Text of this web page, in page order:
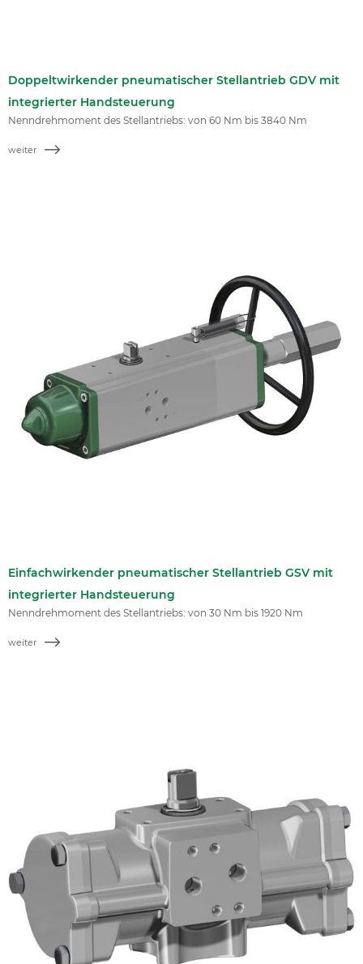
Doppeltwirkender pneumatischer Stellantrieb GDV mit
integrierter Handsteuerung
Nenndrehmoment des Stellantriebs: von 60 Nm bis 3840 Nm
weiter
Einfachwirkender pneumatischer Stellantrieb GSV mit
integrierter Handsteuerung
Nenndrehmoment des Stellantriebs: von 30 Nm bis 1920 Nm
weiter